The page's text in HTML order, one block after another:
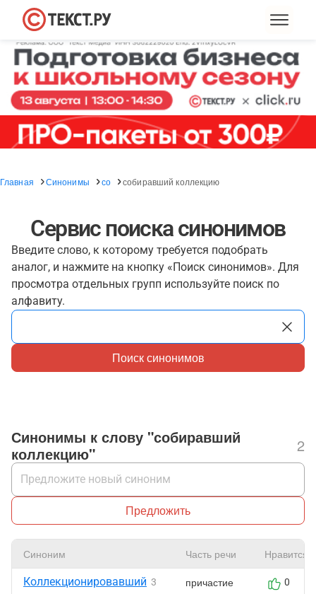
Главная Синонимы со собиравший коллекцию
Сервис поиска синонимов
Введите слово, к которому требуется подобрать
аналог, и нажмите на кнопку «Поиск синонимов». Для
просмотра отдельных групп используйте поиск по
алфавиту.
Поиск синонимов
Синонимы к слову "собиравший
коллекцию"
2
Предложить
Синоним Часть речи Нравится
Коллекционировавший 3 причастие 0